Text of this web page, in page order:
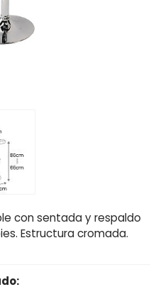
con sentada y respaldo
Estructura cromada.